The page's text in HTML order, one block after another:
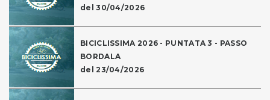
del 30/04/2026
BICICLISSIMA 2026 - PUNTATA 3 - PASSO
BORDALA
del 23/04/2026